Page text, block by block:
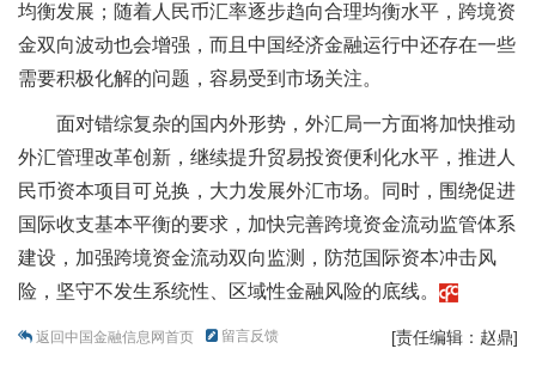
均衡发展；随着人民币汇率逐步趋向合理均衡水平，跨境资
金双向波动也会增强，而且中国经济金融运行中还存在一些
需要积极化解的问题，容易受到市场关注。
面对错综复杂的国内外形势，外汇局一方面将加快推动
外汇管理改革创新，继续提升贸易投资便利化水平，推进人
民币资本项目可兑换，大力发展外汇市场。同时，围绕促进
国际收支基本平衡的要求，加快完善跨境资金流动监管体系
建设，加强跨境资金流动双向监测，防范国际资本冲击风
险，坚守不发生系统性、区域性金融风险的底线。
返回中国金融信息网首页 留言反馈 [责任编辑：赵鼎]